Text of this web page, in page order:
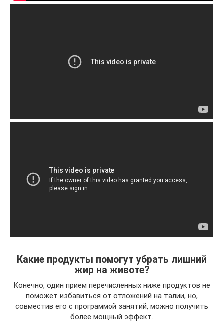
Какие продукты помогут убрать лишний
жир на животе?
Конечно, один прием перечисленных ниже продуктов не
поможет избавиться от отложений на талии, но,
совместив его с программой занятий, можно получить
более мощный эффект.